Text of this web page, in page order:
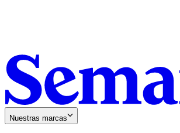
Nuestras marcas